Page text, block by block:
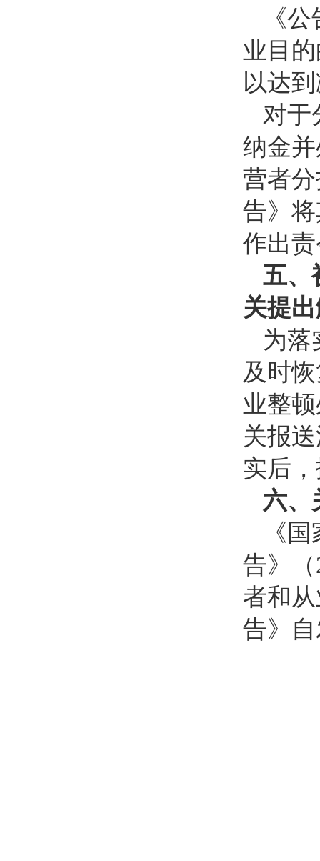
《
业目
以达
对于
纳金
营者
告》
作出
五、
关提
为落
及时
业整
关报
实后
六、
《
告》
者和
告》